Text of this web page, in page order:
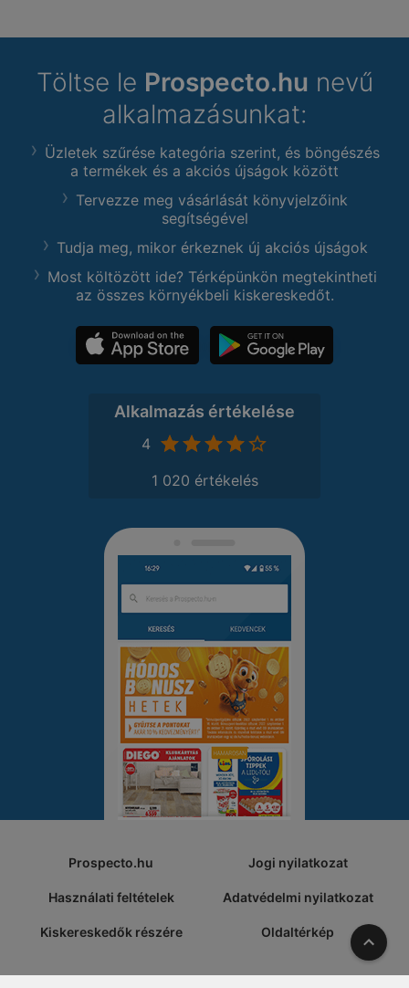
Töltse le Prospecto.hu nevű
alkalmazásunkat:
Üzletek szűrése kategória szerint, és böngészés
a termékek és a akciós újságok között
Tervezze meg vásárlását könyvjelzőink
segítségével
Tudja meg, mikor érkeznek új akciós újságok
Most költözött ide? Térképünkön megtekintheti
az összes környékbeli kiskereskedőt.
Alkalmazás értékelése
4
1 020 értékelés
Prospecto.hu Jogi nyilatkozat
Használati feltételek Adatvédelmi nyilatkozat
Kiskereskedők részére Oldaltérkép A